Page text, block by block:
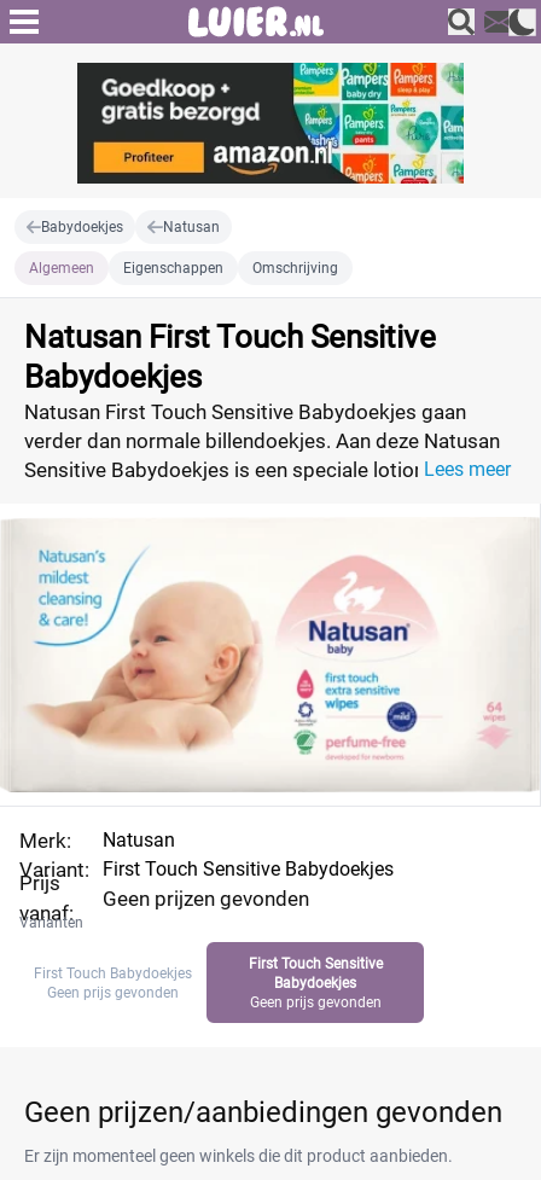
Babydoekjes Natusan
Algemeen Eigenschappen Omschrijving
Natusan First Touch Sensitive
Babydoekjes
Natusan First Touch Sensitive Babydoekjes gaan
verder dan normale billendoekjes. Aan deze Natusan
Sensitive Babydoekjes is een speciale lotion
bouwen. Vrgelijk de prijs per babydoekjes en vind de
beste aanbieding.
Lees meer
Merk:
Variant:
Prijs
vanaf:
Natusan
First Touch Sensitive Babydoekjes
Geen prijzen gevonden
Varianten
First Touch Babydoekjes
Geen prijs gevonden
First Touch Sensitive
Babydoekjes
Geen prijs gevonden
Geen prijzen/aanbiedingen gevonden
Er zijn momenteel geen winkels die dit product aanbieden.